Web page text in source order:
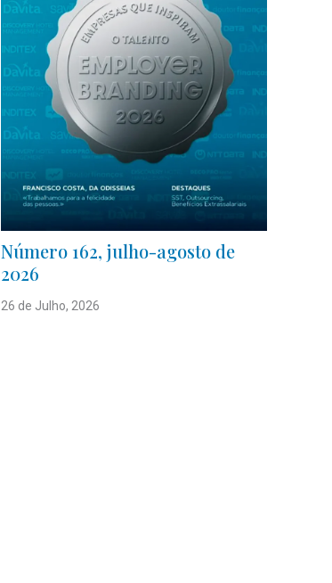
Número 162, julho-agosto de
2026
26 de Julho, 2026